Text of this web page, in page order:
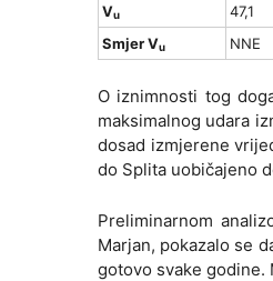
Vu 47,1
Smjer Vu NNE
O iznimnosti tog
maksimalnog udara
dosad izmjerene
do Splita uobičajeno
Preliminarnom
Marjan, pokazalo se
gotovo svake godine.